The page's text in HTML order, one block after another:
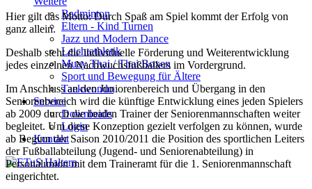
Badminton
Eltern - Kind Turnen
Jazz und Modern Dance
Leichtathletik
Muay Thai / Thai Boxen
Sport und Bewegung für Ältere
Taekwondo
Service
Downloads
Login
Kontakt
Hier gilt das Motto: Durch Spaß am Spiel kommt der Erfolg von
ganz allein.
Deshalb steht die individuelle Förderung und Weiterentwicklung
jedes einzelnen Nachwuchsfußballers im Vordergrund.
Im Anschluss an den Juniorenbereich und Übergang in den
Seniorenbereich wird die künftige Entwicklung eines jeden Spielers
ab 2009 durch die beiden Trainer der Seniorenmannschaften weiter
begleitet. Um diese Konzeption gezielt verfolgen zu können, wurde
ab Beginn der Saison 2010/2011 die Position des sportlichen Leiters
der Fußballabteilung (Jugend- und Seniorenabteilung) in
Personalunion mit dem Traineramt für die 1. Seniorenmannschaft
eingerichtet.